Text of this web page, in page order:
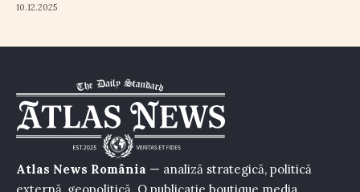
10.12.2025
Atlas News România — analiză strategică, politică